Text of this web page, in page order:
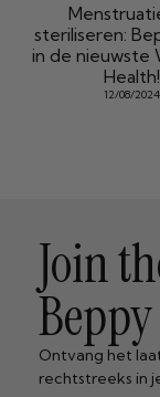
steriliseren:
in de nieuwste
Health!
12/08/2024
Join
Ontvang het
rechtstreeks in